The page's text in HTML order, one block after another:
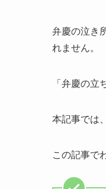
弁慶の泣き
れません。
「弁慶の立
本記事では
この記事で